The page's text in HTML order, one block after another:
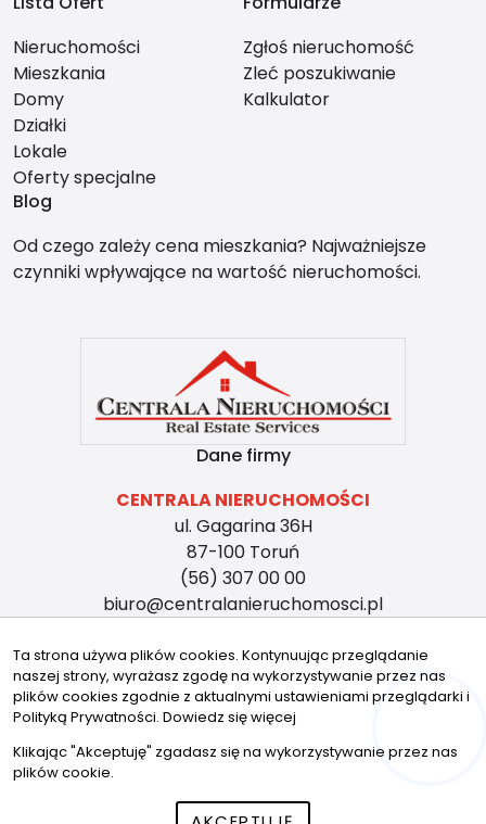
Nieruchomości
Mieszkania
Domy
Działki
Lokale
Oferty specjalne
Zgłoś nieruchomość
Zleć poszukiwanie
Kalkulator
Blog
Od czego zależy cena mieszkania? Najważniejsze
czynniki wpływające na wartość nieruchomości.
Dane firmy
CENTRALA NIERUCHOMOŚCI
ul. Gagarina 36H
87-100 Toruń
(56) 307 00 00
biuro@centralanieruchomosci.pl
© 2026 Wszystkie prawa zastrzeżone | Program dla biur
Ta strona używa plików cookies. Kontynuując przeglądanie
naszej strony, wyrażasz zgodę na wykorzystywanie przez nas
plików cookies zgodnie z aktualnymi ustawieniami przeglądarki i
Polityką Prywatności. Dowiedz się więcej
Klikając "Akceptuję" zgadasz się na wykorzystywanie przez nas
plików cookie.
Hej! Chętnie Ci pomogę